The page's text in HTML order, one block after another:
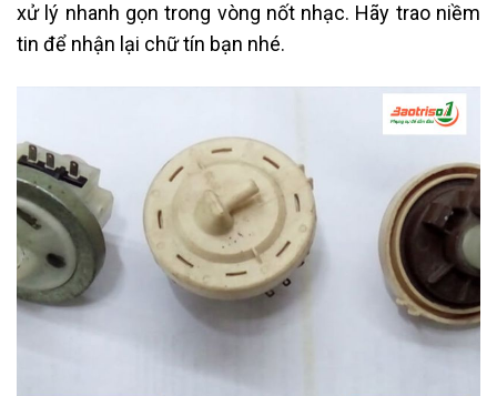
xử lý nhanh gọn trong vòng nốt nhạc. Hãy trao niềm
tin để nhận lại chữ tín bạn nhé.